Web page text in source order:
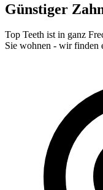
Günstiger
Top Teeth ist in ganz
Sie wohnen - wir finden